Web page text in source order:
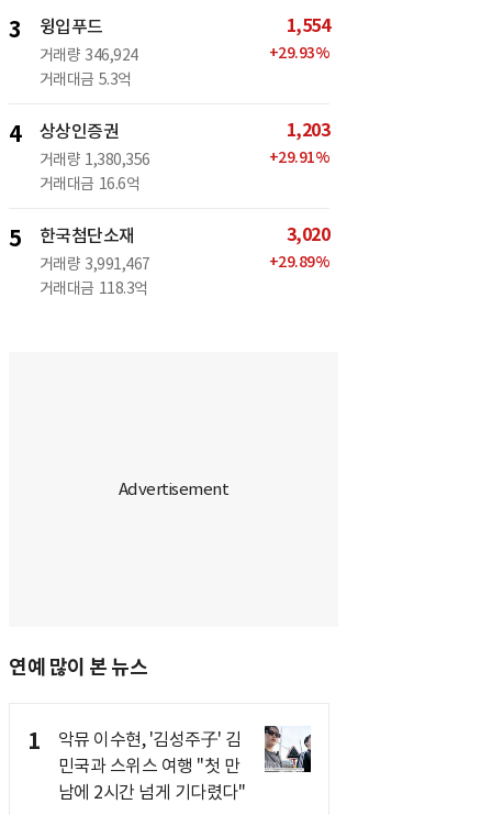
3 윙입푸드
거래량 346,924
거래대금 5.3억
1,554
+29.93%
4 상상인증권
거래량 1,380,356
거래대금 16.6억
1,203
+29.91%
5 한국첨단소재
거래량 3,991,467
거래대금 118.3억
3,020
+29.89%
연예 많이 본 뉴스
1
악뮤 이수현, '김성주子' 김
민국과 스위스 여행 "첫 만
남에 2시간 넘게 기다렸다"